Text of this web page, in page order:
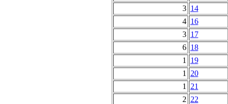
3 14
4 16
3 17
6 18
1
19
1
20
1
21
2 22